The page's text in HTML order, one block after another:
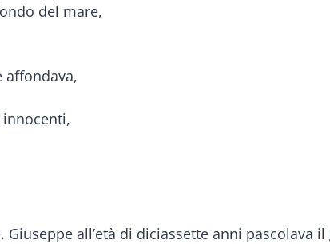
del mare,
affondava,
Giuseppe all’età di diciassette anni pascolava